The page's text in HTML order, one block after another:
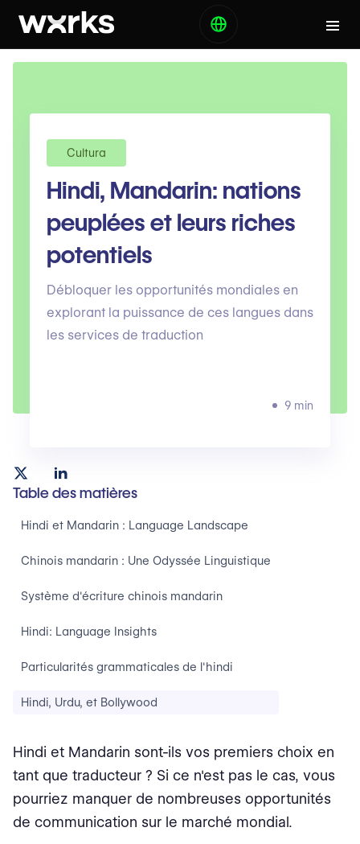
Cultura
Hindi, Mandarin: nations
peuplées et leurs riches
potentiels
Débloquer les opportunités mondiales en
explorant la puissance de ces langues dans
les services de traduction
9 min
Table des matières
Hindi et Mandarin : Language Landscape ‍
Chinois mandarin : Une Odyssée Linguistique‍
Système d'écriture chinois mandarin‍
Hindi: Language Insights‍
Particularités grammaticales de l'hindi‍
Hindi, Urdu, et Bollywood
Hindi et Mandarin sont-ils vos premiers choix en
tant que traducteur ? Si ce n'est pas le cas, vous
pourriez manquer de nombreuses opportunités
de communication sur le marché mondial.